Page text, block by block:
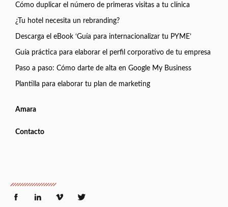
Cómo duplicar el número de primeras visitas a tu clínica
¿Tu hotel necesita un rebranding?
Descarga el eBook ‘Guía para internacionalizar tu PYME’
Guía práctica para elaborar el perfil corporativo de tu empresa
Paso a paso: Cómo darte de alta en Google My Business
Plantilla para elaborar tu plan de marketing
Amara
Contacto